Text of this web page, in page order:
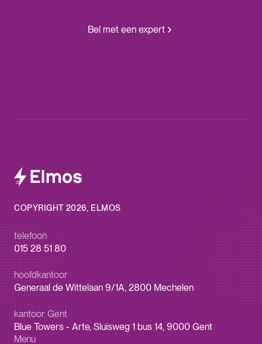
Bel met een expert
COPYRIGHT 2026, ELMOS
telefoon
015 28 51 80
hoofdkantoor
Generaal de Wittelaan 9/1A, 2800 Mechelen
kantoor Gent
Blue Towers - Arte, Sluisweg 1 bus 14, 9000 Gent
Menu